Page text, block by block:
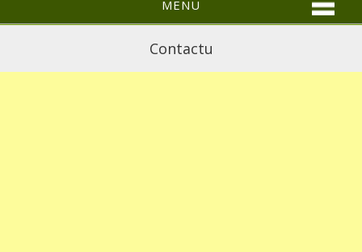
MENU
Contactu